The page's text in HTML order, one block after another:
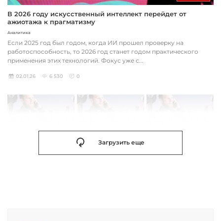
В 2026 году искусственный интеллект перейдет от
ажиотажа к прагматизму
Аналитика
Если 2025 год был годом, когда ИИ прошел проверку на
работоспособность, то 2026 год станет годом практического
применения этих технологий. Фокус уже с...
02.01.26 6 530 0
Загрузить еще